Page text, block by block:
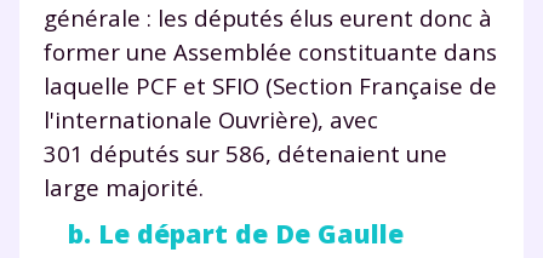
générale : les députés élus eurent donc à
former une Assemblée constituante dans
laquelle PCF et SFIO (Section Française de
l'internationale Ouvrière), avec
301 députés sur 586, détenaient une
large majorité.
b. Le départ de De Gaulle